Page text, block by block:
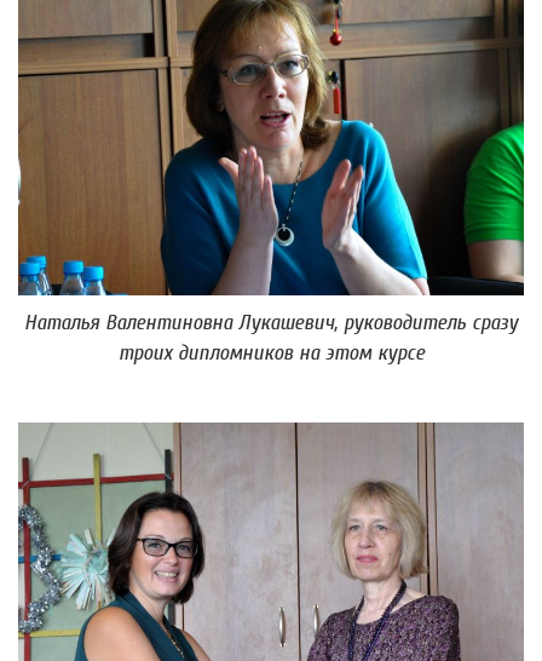
Наталья Валентиновна Лукашевич, руководитель сразу
троих дипломников на этом курсе